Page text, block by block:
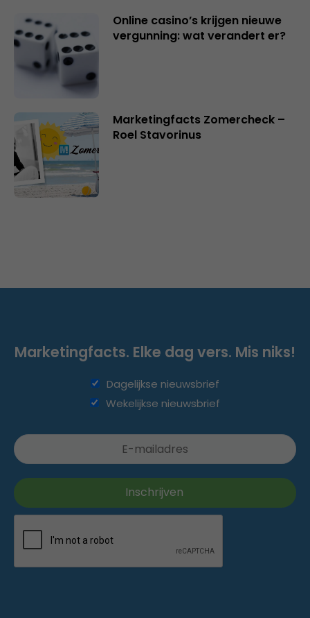
Online casino’s krijgen nieuwe
vergunning: wat verandert er?
Marketingfacts Zomercheck –
Roel Stavorinus
Marketingfacts. Elke dag vers. Mis niks!
Dagelijkse nieuwsbrief
Wekelijkse nieuwsbrief